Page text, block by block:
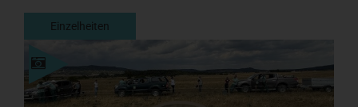
Einzelheiten
Einzelheiten